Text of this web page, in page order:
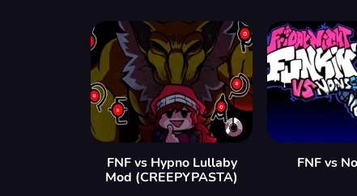
FNF vs Hypno Lullaby
Mod (CREEPYPASTA)
FNF vs